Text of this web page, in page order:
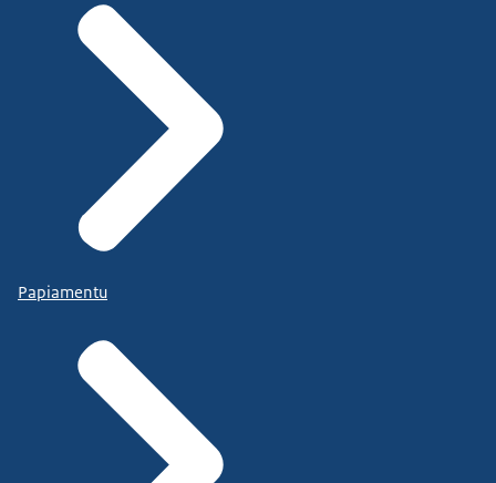
Papiamentu